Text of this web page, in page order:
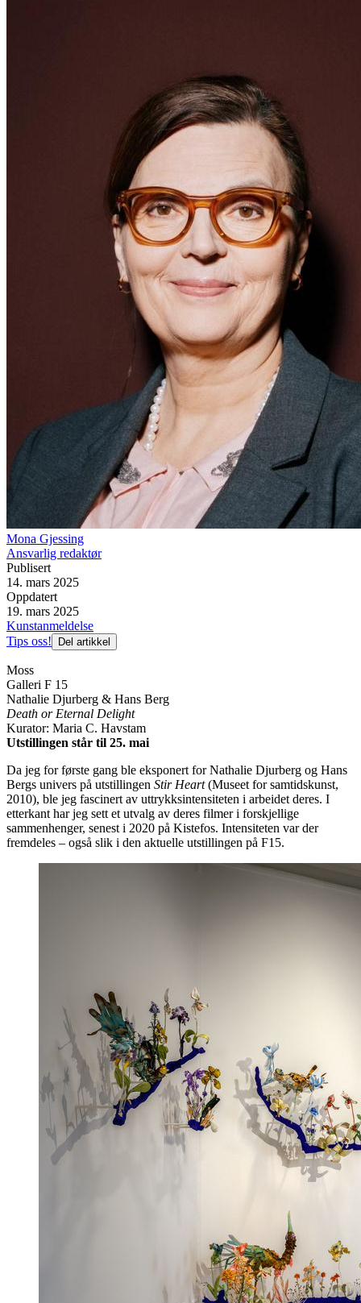
Mona Gjessing
Ansvarlig redaktør
Publisert
14. mars 2025
Oppdatert
19. mars 2025
Kunstanmeldelse
Tips oss!
Del artikkel
Moss
Galleri F 15
Nathalie Djurberg & Hans Berg
Death or Eternal Delight
Kurator: Maria C. Havstam
Utstillingen står til 25. mai
Da jeg for første gang ble eksponert for Nathalie Djurberg og Hans
Bergs univers på utstillingen Stir Heart(Museet for samtidskunst,
2010), ble jeg fascinert av uttrykksintensiteten i arbeidet deres. I
etterkant har jeg sett et utvalg av deres filmer i forskjellige
sammenhenger, senest i 2020 på Kistefos. Intensiteten var der
fremdeles – også slik i den aktuelle utstillingen på F15.